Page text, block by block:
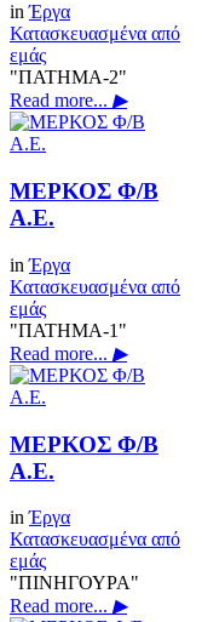
in Έργα
Κατασκευασμένα από
εμάς
"ΠΑΤΗΜΑ-2"
Read more... ▶
ΜΕΡΚΟΣ Φ/Β
Α.Ε.
in Έργα
Κατασκευασμένα από
εμάς
"ΠΑΤΗΜΑ-1"
Read more... ▶
ΜΕΡΚΟΣ Φ/Β
Α.Ε.
in Έργα
Κατασκευασμένα από
εμάς
"ΠΙΝΗΓΟΥΡΑ"
Read more... ▶